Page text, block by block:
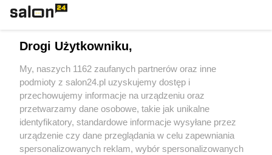
Sport
Społeczeństwo
Kultura
Drogi Użytkowniku,
My, naszych 1162 zaufanych partnerów oraz inne
podmioty z salon24.pl uzyskujemy dostęp i
przechowujemy informacje na urządzeniu oraz
przetwarzamy dane osobowe, takie jak unikalne
identyfikatory, standardowe informacje wysyłane przez
urządzenie czy dane przeglądania w celu zapewniania
spersonalizowanych reklam, wybór spersonalizowanych